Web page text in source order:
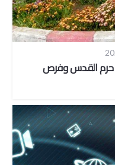
حرم القدس وفرص